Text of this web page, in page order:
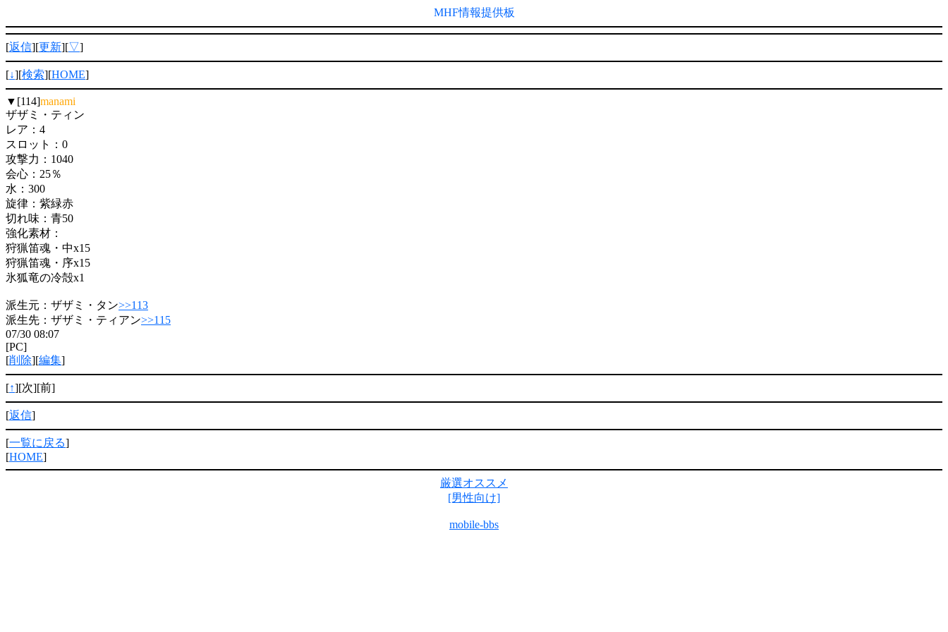
MHF情報提供板
[返信][更新][▽]
[↓][検索][HOME]
▼[114]manami
ザザミ・ティン
レア：4
スロット：0
攻撃力：1040
会心：25％
水：300
旋律：紫緑赤
切れ味：青50
強化素材：
狩猟笛魂・中x15
狩猟笛魂・序x15
氷狐竜の冷殻x1
派生元：ザザミ・タン>>113
派生先：ザザミ・ティアン>>115
07/30 08:07
[PC]
[削除][編集]
[↑][次][前]
[返信]
[一覧に戻る]
[HOME]
厳選オススメ
[男性向け]
mobile-bbs